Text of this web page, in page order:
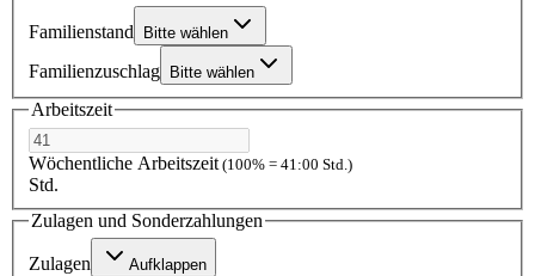
Familienstand Bitte wählen
Familienzuschlag Bitte wählen
Arbeitszeit
Wöchentliche Arbeitszeit (100% = 41:00 Std.)
Std.
Zulagen und Sonderzahlungen
Zulagen Aufklappen